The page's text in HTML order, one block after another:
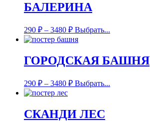
БАЛЕРИНА
290 ₽ – 3480 ₽ Выбрать...
ГОРОДСКАЯ БАШНЯ
290 ₽ – 3480 ₽ Выбрать...
СКАНДИ ЛЕС